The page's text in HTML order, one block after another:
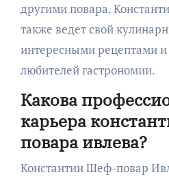
другими повара.
также ведет свой
интересными рецептами и
любителей гастрономии.
Какова
карьера
повара ивлева?
Константин Шеф-повар